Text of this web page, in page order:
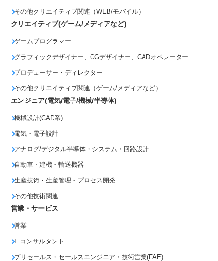
その他クリエイティブ関連（WEB/モバイル）
クリエイティブ(ゲーム/メディアなど)
ゲームプログラマー
グラフィックデザイナー、CGデザイナー、CADオペレーター
プロデューサー・ディレクター
その他クリエイティブ関連（ゲーム/メディアなど）
エンジニア(電気/電子/機械/半導体)
機械設計(CAD系)
電気・電子設計
アナログ/デジタル半導体・システム・回路設計
自動車・建機・輸送機器
生産技術・生産管理・プロセス開発
その他技術関連
営業・サービス
営業
ITコンサルタント
プリセールス・セールスエンジニア・技術営業(FAE)